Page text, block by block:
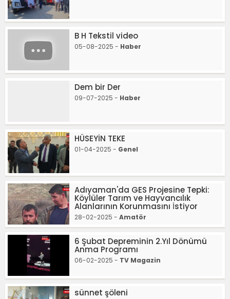
B H Tekstil video
05-08-2025 - Haber
Dem bir Der
09-07-2025 - Haber
HÜSEYİN TEKE
01-04-2025 - Genel
Adıyaman'da GES Projesine Tepki:
Köylüler Tarım ve Hayvancılık
Alanlarının Korunmasını İstiyor
28-02-2025 - Amatör
6 Şubat Depreminin 2.Yıl Dönümü
Anma Programı
06-02-2025 - TV Magazin
sünnet şöleni